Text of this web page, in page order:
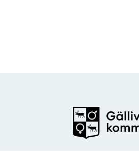
Organisationens
logotyp